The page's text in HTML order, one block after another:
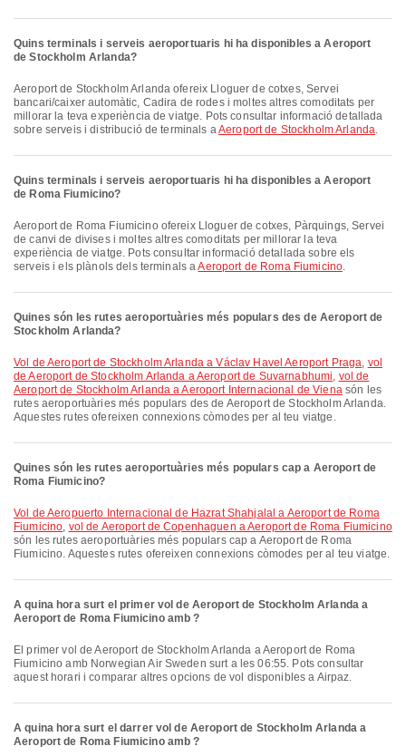
Quins terminals i serveis aeroportuaris hi ha disponibles a Aeroport
de Stockholm Arlanda?
Aeroport de Stockholm Arlanda ofereix Lloguer de cotxes, Servei
bancari/caixer automàtic, Cadira de rodes i moltes altres comoditats per
millorar la teva experiència de viatge. Pots consultar informació detallada
sobre serveis i distribució de terminals aAeroport de Stockholm Arlanda.
Quins terminals i serveis aeroportuaris hi ha disponibles a Aeroport
de Roma Fiumicino?
Aeroport de Roma Fiumicino ofereix Lloguer de cotxes, Pàrquings, Servei
de canvi de divises i moltes altres comoditats per millorar la teva
experiència de viatge. Pots consultar informació detallada sobre els
serveis i els plànols dels terminals aAeroport de Roma Fiumicino.
Quines són les rutes aeroportuàries més populars des de Aeroport de
Stockholm Arlanda?
vol de Aeroport de Stockholm Arlanda a Václav Havel Aeroport Praga, vol
de Aeroport de Stockholm Arlanda a Aeroport de Suvarnabhumi, vol de
Aeroport de Stockholm Arlanda a Aeroport Internacional de Vienasón les
rutes aeroportuàries més populars des de Aeroport de Stockholm Arlanda.
Aquestes rutes ofereixen connexions còmodes per al teu viatge.
Quines són les rutes aeroportuàries més populars cap a Aeroport de
Roma Fiumicino?
vol de Aeropuerto Internacional de Hazrat Shahjalal a Aeroport de Roma
Fiumicino, vol de Aeroport de Copenhaguen a Aeroport de Roma Fiumicino
són les rutes aeroportuàries més populars cap a Aeroport de Roma
Fiumicino. Aquestes rutes ofereixen connexions còmodes per al teu viatge.
A quina hora surt el primer vol de Aeroport de Stockholm Arlanda a
Aeroport de Roma Fiumicino amb ?
El primer vol de Aeroport de Stockholm Arlanda a Aeroport de Roma
Fiumicino amb Norwegian Air Sweden surt a les 06:55. Pots consultar
aquest horari i comparar altres opcions de vol disponibles a Airpaz.
A quina hora surt el darrer vol de Aeroport de Stockholm Arlanda a
Aeroport de Roma Fiumicino amb ?